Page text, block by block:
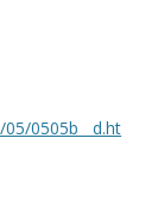
0505b__d.ht